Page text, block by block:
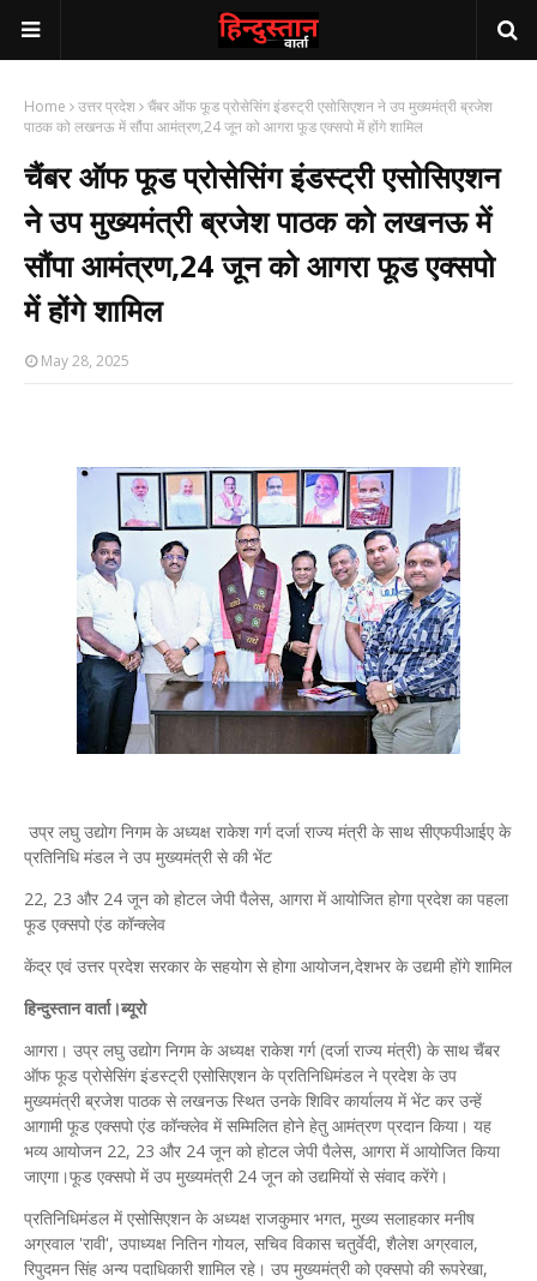
Home उत्तर प्रदेश चैंबर ऑफ फूड प्रोसेसिंग इंडस्ट्री एसोसिएशन ने उप मुख्यमंत्री ब्रजेश
पाठक को लखनऊ में सौंपा आमंत्रण,24 जून को आगरा फूड एक्सपो में होंगे शामिल
चैंबर ऑफ फूड प्रोसेसिंग इंडस्ट्री एसोसिएशन
ने उप मुख्यमंत्री ब्रजेश पाठक को लखनऊ में
सौंपा आमंत्रण,24 जून को आगरा फूड एक्सपो
में होंगे शामिल
May 28, 2025
उप्र लघु उद्योग निगम के अध्यक्ष राकेश गर्ग दर्जा राज्य मंत्री के साथ सीएफपीआईए के
प्रतिनिधि मंडल ने उप मुख्यमंत्री से की भेंट
22, 23 और 24 जून को होटल जेपी पैलेस, आगरा में आयोजित होगा प्रदेश का पहला
फूड एक्सपो एंड कॉन्क्लेव
केंद्र एवं उत्तर प्रदेश सरकार के सहयोग से होगा आयोजन,देशभर के उद्यमी होंगे शामिल
हिन्दुस्तान वार्ता।ब्यूरो
आगरा। उप्र लघु उद्योग निगम के अध्यक्ष राकेश गर्ग (दर्जा राज्य मंत्री) के साथ चैंबर
ऑफ फूड प्रोसेसिंग इंडस्ट्री एसोसिएशन के प्रतिनिधिमंडल ने प्रदेश के उप
मुख्यमंत्री ब्रजेश पाठक से लखनऊ स्थित उनके शिविर कार्यालय में भेंट कर उन्हें
आगामी फूड एक्सपो एंड कॉन्क्लेव में सम्मिलित होने हेतु आमंत्रण प्रदान किया। यह
भव्य आयोजन 22, 23 और 24 जून को होटल जेपी पैलेस, आगरा में आयोजित किया
जाएगा।फूड एक्सपो में उप मुख्यमंत्री 24 जून को उद्यमियों से संवाद करेंगे।
प्रतिनिधिमंडल में एसोसिएशन के अध्यक्ष राजकुमार भगत, मुख्य सलाहकार मनीष
अग्रवाल 'रावी', उपाध्यक्ष नितिन गोयल, सचिव विकास चतुर्वेदी, शैलेश अग्रवाल,
रिपुदमन सिंह अन्य पदाधिकारी शामिल रहे। उप मुख्यमंत्री को एक्सपो की रूपरेखा,